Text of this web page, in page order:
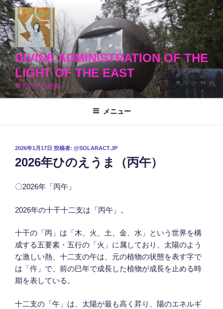
コ
ン
テ
ン
ツ
へ
ス
キ
ッ
DIVINE ADMINISTRATION OF THE
LIGHT OF THE EAST
東方の光の経綸
メニュー
投
稿
日:
2026年1月17日 投稿者: @SOLARACT.JP
2026年ひのえうま（丙午）
〇2026年「丙午」
2026年の十干十二支は「丙午」。
十干の「丙」は「木、火、土、金、水」という世界を構
成する五要素・五行の「火」に属しており、太陽のよう
な激しい熱、十二支の午は、元の植物の状態を表す字で
は「仵」で、前の巳年で成長した植物が成長を止める時
期を表している。
十二支の「午」は、太陽が最も高く昇り、陽のエネルギ